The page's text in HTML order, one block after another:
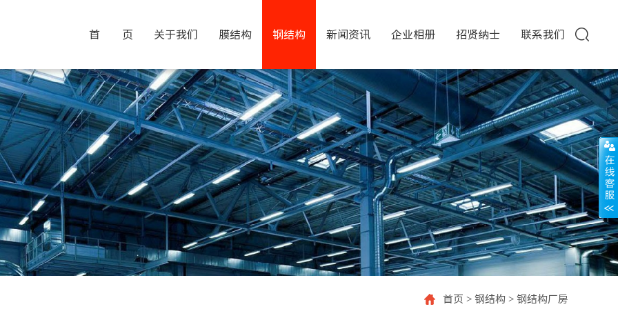
首 页 关于我们 膜结构 钢结构 新闻资讯 企业相册 招贤纳士 联系我们
首页 > 钢结构 > 钢结构厂房